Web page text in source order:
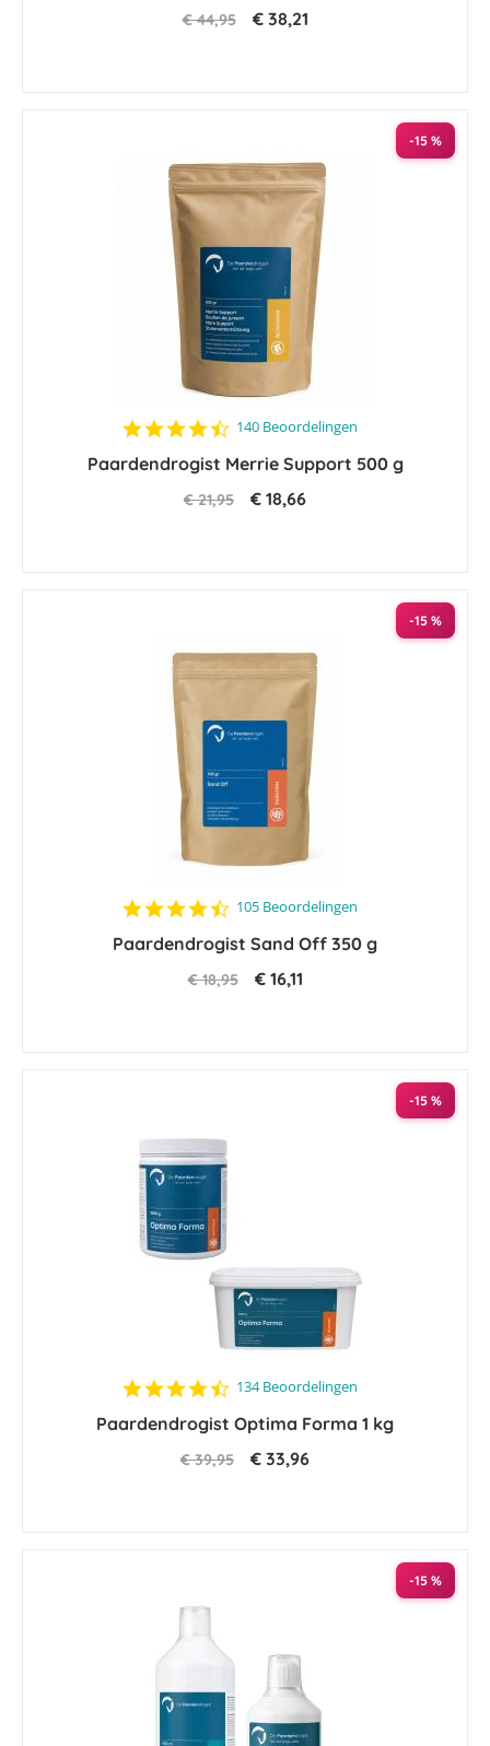
€ 44,95 € 38,21
-15 %
4.3
rating
140 Beoordelingen
Paardendrogist Merrie Support 500 g
€ 21,95 € 18,66
-15 %
4.4
rating
105 Beoordelingen
Paardendrogist Sand Off 350 g
€ 18,95 € 16,11
-15 %
4.5
rating
134 Beoordelingen
Paardendrogist Optima Forma 1 kg
€ 39,95 € 33,96
-15 %